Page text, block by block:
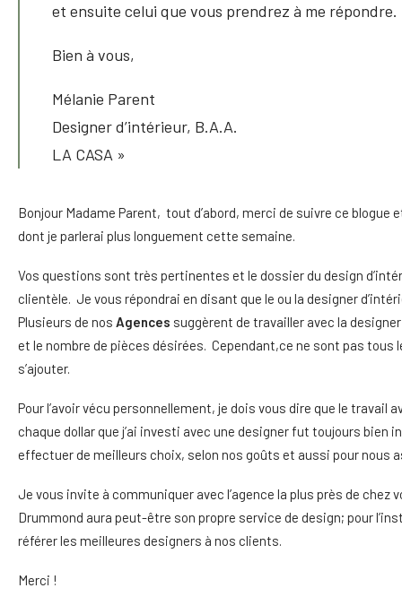
et ensuite celui que vous prendrez à me répondre.
Bien à vous,
Mélanie Parent
Designer d’intérieur, B.A.A.
LA CASA »
Bonjour Madame Parent, tout d’abord, merci de suivre ce
dont je parlerai plus longuement cette semaine.
Vos questions sont très pertinentes et le dossier du design
clientèle. Je vous répondrai en disant que le ou la designer
Plusieurs de nos Agences suggèrent de travailler avec la
et le nombre de pièces désirées. Cependant,ce ne sont pas
s’ajouter.
Pour l’avoir vécu personnellement, je dois vous dire que le
chaque dollar que j’ai investi avec une designer fut toujours bien
effectuer de meilleurs choix, selon nos goûts et aussi pour nous
Je vous invite à communiquer avec l’agence la plus près de
Drummond aura peut-être son propre service de design; pour
référer les meilleures designers à nos clients.
Merci !